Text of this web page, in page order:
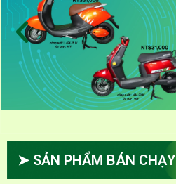
➤ SẢN PHẨM BÁN CHẠY​